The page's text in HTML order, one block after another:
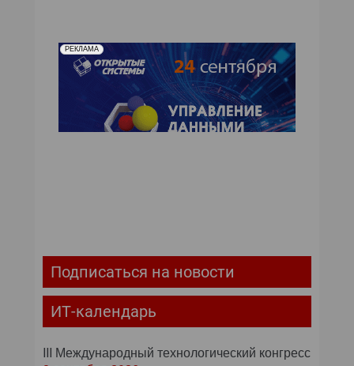
РЕКЛАМА
Подписаться на новости
ИТ-календарь
III Международный технологический конгресс